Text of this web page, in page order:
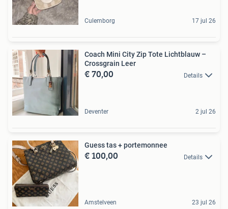
Culemborg 17 jul 26
Coach Mini City Zip Tote Lichtblauw –
Crossgrain Leer
€ 70,00 Details
Deventer 2 jul 26
Guess tas + portemonnee
€ 100,00 Details
Amstelveen 23 jul 26